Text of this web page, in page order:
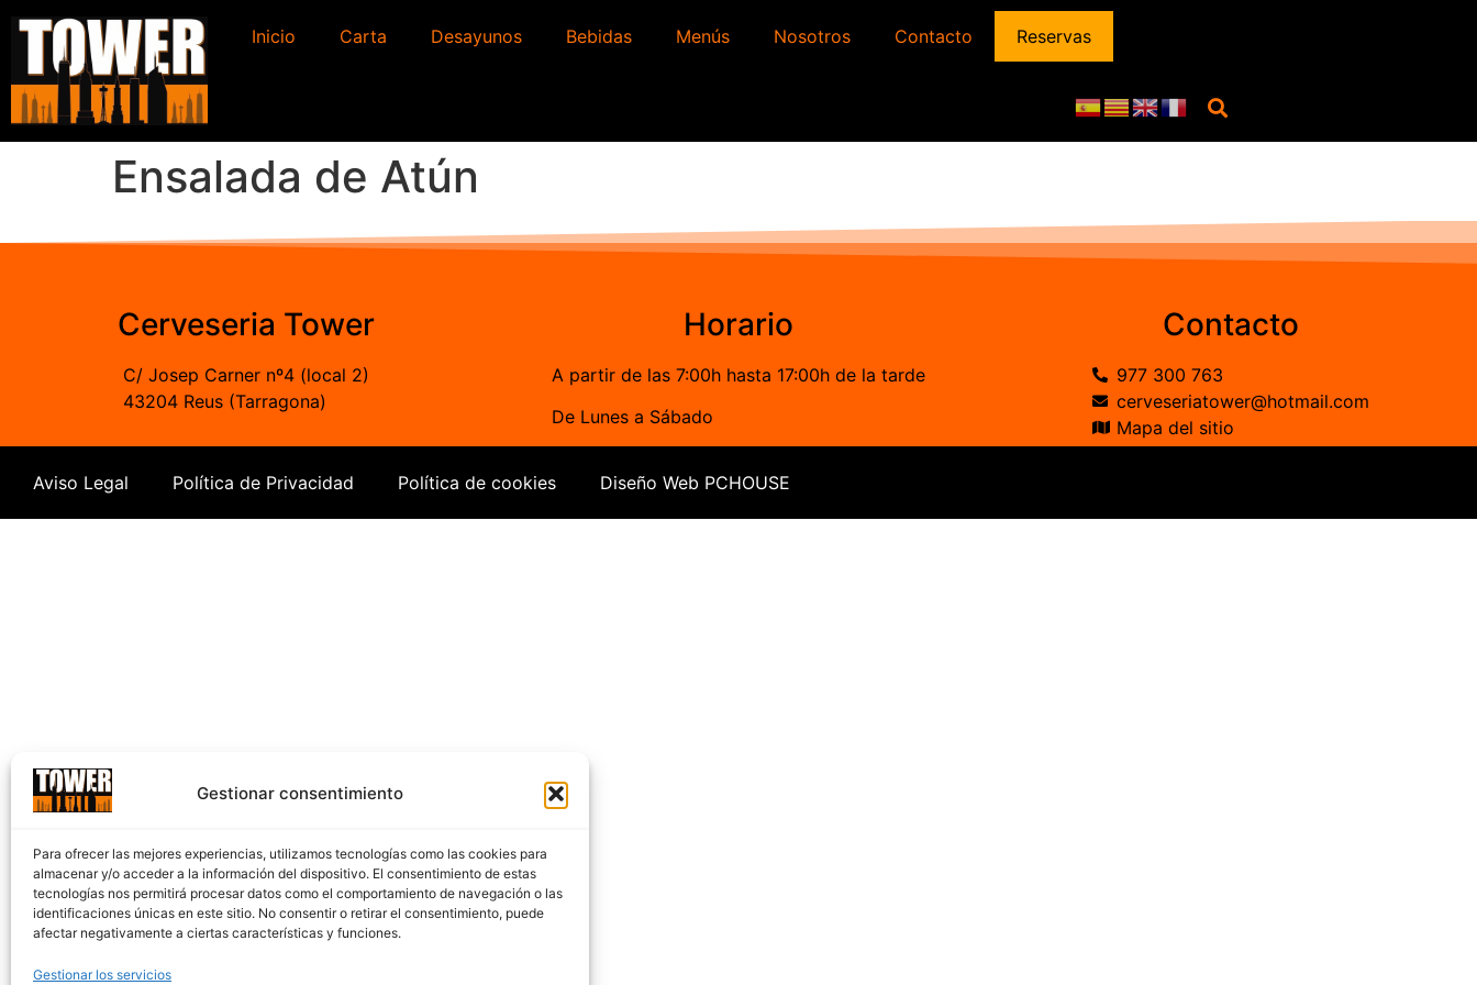
Gestionar consentimiento
Para ofrecer las mejores experiencias, utilizamos tecnologías como las cookies para
almacenar y/o acceder a la información del dispositivo. El consentimiento de estas
tecnologías nos permitirá procesar datos como el comportamiento de navegación o las
identificaciones únicas en este sitio. No consentir o retirar el consentimiento, puede
afectar negativamente a ciertas características y funciones.
Gestionar los servicios
Inicio Carta Desayunos Bebidas Menús Nosotros Contacto Reservas
Ensalada de Atún
Cerveseria Tower
C/ Josep Carner nº4 (local 2)
43204 Reus (Tarragona)
Horario
A partir de las 7:00h hasta 17:00h de la tarde
De Lunes a Sábado
Contacto
977 300 763
cerveseriatower@hotmail.com
Mapa del sitio
Aviso Legal Política de Privacidad Política de cookies Diseño Web PCHOUSE